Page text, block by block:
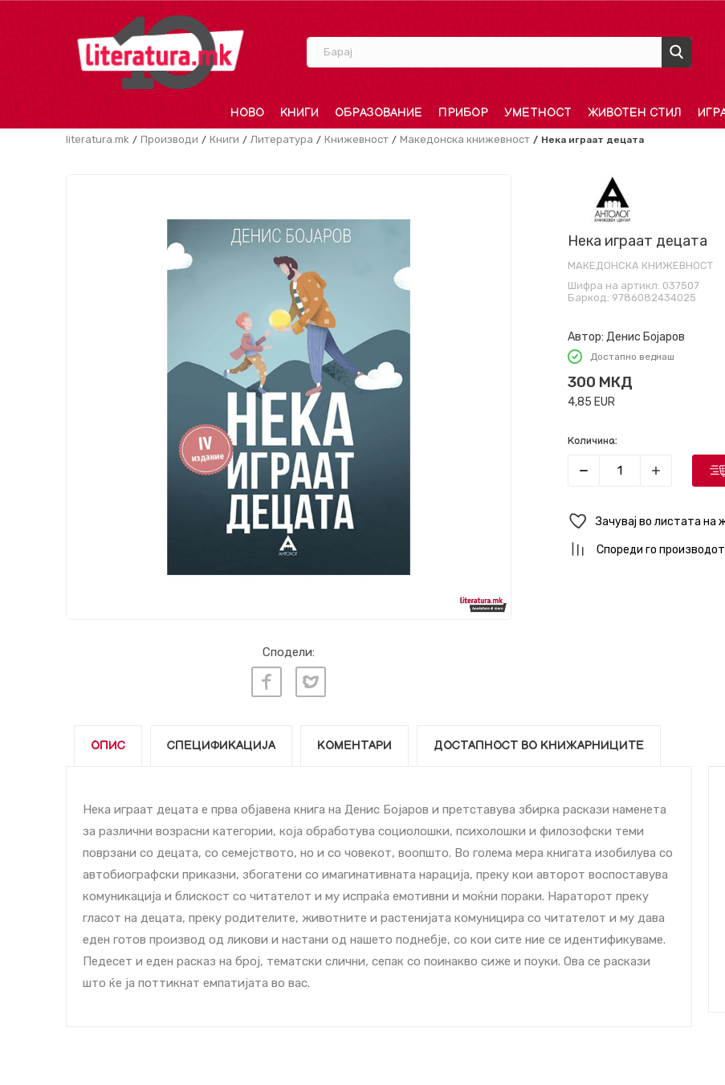
Барај
НОВО КНИГИ ОБРАЗОВАНИЕ ПРИБОР УМЕТНОСТ ЖИВОТЕН СТИЛ
literatura.mk Производи Книги Литература Книжевност Македонска книжевност Нека играат децата
Сподели:
Нека играат децата
МАКЕДОНСКА КНИЖЕВНОСТ
Шифра на артикл: 037507
Баркод: 9786082434025
Автор: Денис Бојаров
Достапно веднаш
300 МКД
4,85 EUR
Количина:
Зачувај во листата на
Спореди го производот
ОПИС СПЕЦИФИКАЦИЈА КОМЕНТАРИ ДОСТАПНОСТ ВО КНИЖАРНИЦИТЕ
Нека играат децата е прва објавена книга на Денис Бојаров и претставува збирка раскази наменета
за различни возрасни категории, која обработува социолошки, психолошки и филозофски теми
поврзани со децата, со семејството, но и со човекот, воопшто. Во голема мера книгата изобилува со
автобиографски приказни, збогатени со имагинативната нарација, преку кои авторот воспоставува
комуникација и блискост со читателот и му испраќа емотивни и моќни пораки. Нараторот преку
гласот на децата, преку родителите, животните и растенијата комуницира со читателот и му дава
еден готов производ од ликови и настани од нашето поднебје, со кои сите ние се идентификуваме.
Педесет и еден расказ на број, тематски слични, сепак со поинакво сиже и поуки. Ова се раскази
што ќе ја поттикнат емпатијата во вас.